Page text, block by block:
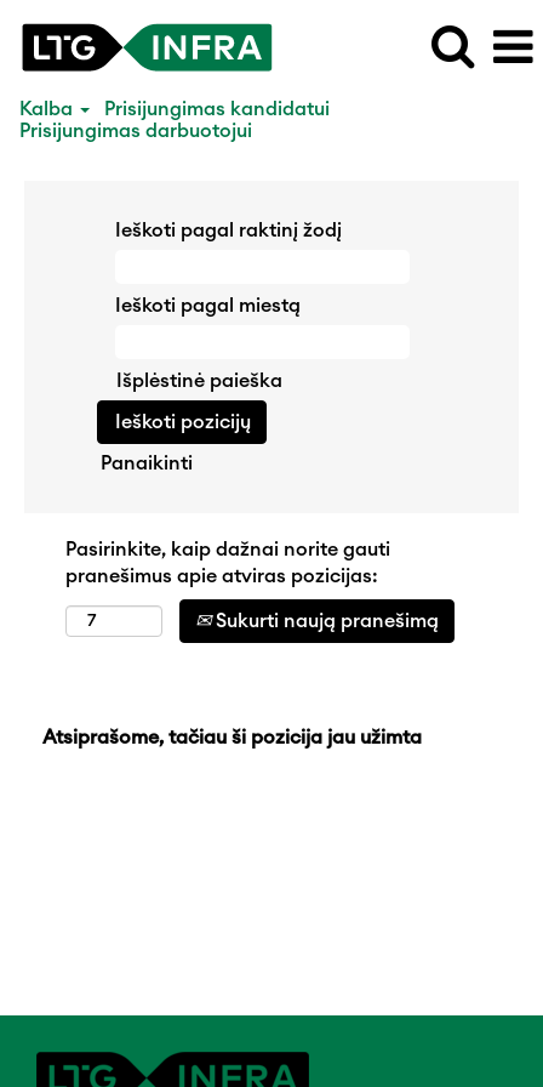
Kalba
Prisijungimas kandidatui
Prisijungimas darbuotojui
Ieškoti pagal raktinį žodį
Ieškoti pagal miestą
Išplėstinė paieška
Panaikinti
Pasirinkite, kaip dažnai norite gauti
pranešimus apie atviras pozicijas:
Sukurti naują pranešimą
Atsiprašome, tačiau ši pozicija jau užimta